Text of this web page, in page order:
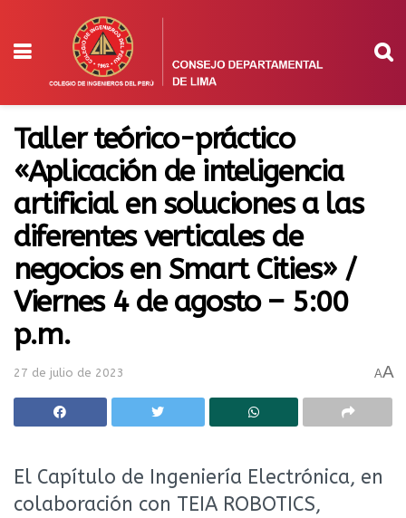
Taller teórico-práctico
«Aplicación de inteligencia
artificial en soluciones a las
diferentes verticales de
negocios en Smart Cities» /
Viernes 4 de agosto – 5:00
p.m.
27 de julio de 2023 AA
El Capítulo de Ingeniería Electrónica, en
colaboración con TEIA ROBOTICS,